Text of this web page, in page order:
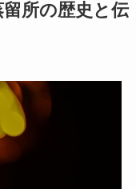
所の歴史と伝